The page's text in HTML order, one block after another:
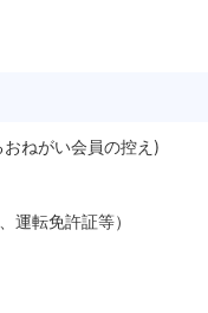
ねがい会員の控え)
運転免許証等）